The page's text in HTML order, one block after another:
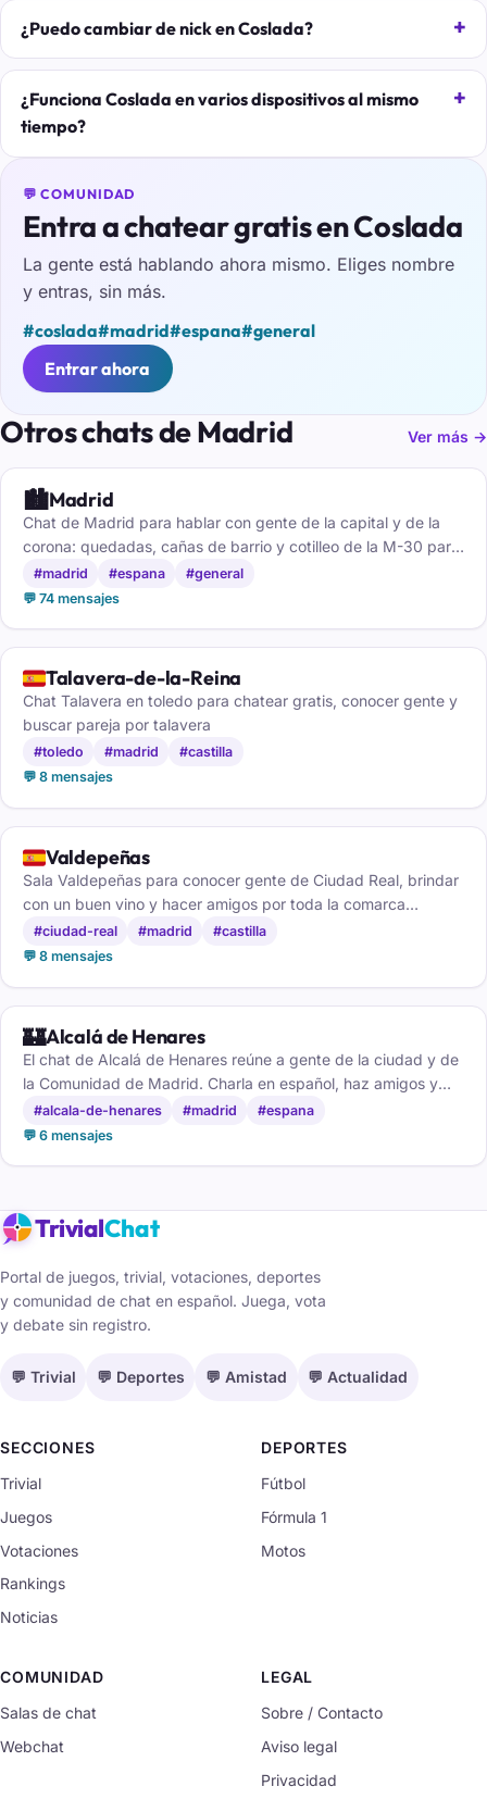
¿Puedo cambiar de nick en Coslada?
¿Funciona Coslada en varios dispositivos al mismo
tiempo?
💬 COMUNIDAD
Entra a chatear gratis en Coslada
La gente está hablando ahora mismo. Eliges nombre
y entras, sin más.
#coslada#madrid#espana#general
Entrar ahora
Otros chats de Madrid Ver más →
🏙️Madrid
Chat de Madrid para hablar con gente de la capital y de la
corona: quedadas, cañas de barrio y cotilleo de la M-30 para
dentro. Gratis y sin registro.
#madrid #espana
#general
💬 74 mensajes
🇪🇸Talavera-de-la-Reina
Chat Talavera en toledo para chatear gratis, conocer gente y
buscar pareja por talavera
#toledo #madrid
#castilla
💬 8 mensajes
🇪🇸Valdepeñas
Sala Valdepeñas para conocer gente de Ciudad Real, brindar
con un buen vino y hacer amigos por toda la comarca
manchega.
#ciudad-real #madrid
#castilla
💬 8 mensajes
🏰Alcalá de Henares
El chat de Alcalá de Henares reúne a gente de la ciudad y de
la Comunidad de Madrid. Charla en español, haz amigos y
liga gratis, sin registrarte.
#alcala-de-henares #madrid
#espana
💬 6 mensajes
TrivialChat
Portal de juegos, trivial, votaciones, deportes
y comunidad de chat en español. Juega, vota
y debate sin registro.
💬 Trivial 💬 Deportes 💬 Amistad 💬 Actualidad
SECCIONES
Trivial
Juegos
Votaciones
Rankings
Noticias
DEPORTES
Fútbol
Fórmula 1
Motos
COMUNIDAD
Salas de chat
Webchat
LEGAL
Sobre / Contacto
Aviso legal
Privacidad